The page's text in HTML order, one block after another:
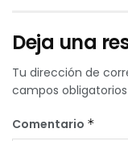
Deja una
Tu dirección de
campos
Comentario *